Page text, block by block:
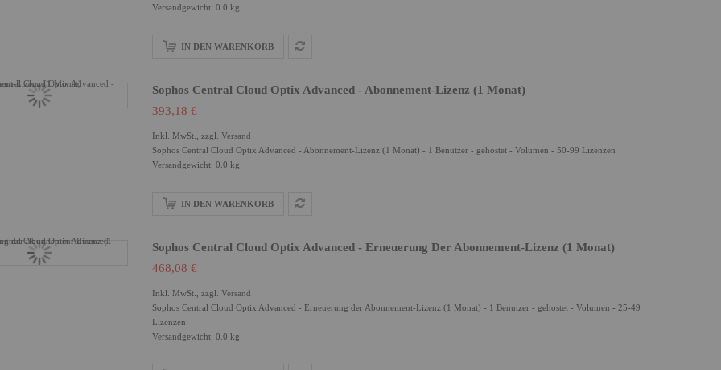
Versandgewicht: 0.0 kg
IN DEN WARENKORB
Sophos Central Cloud Optix Advanced - Abonnement-Lizenz (1 Monat)
393,18 €
Inkl. MwSt., zzgl. Versand
Sophos Central Cloud Optix Advanced - Abonnement-Lizenz (1 Monat) - 1 Benutzer - gehostet - Volumen - 50-99 Lizenzen
Versandgewicht: 0.0 kg
IN DEN WARENKORB
Sophos Central Cloud Optix Advanced - Erneuerung Der Abonnement-Lizenz (1 Monat)
468,08 €
Inkl. MwSt., zzgl. Versand
Sophos Central Cloud Optix Advanced - Erneuerung der Abonnement-Lizenz (1 Monat) - 1 Benutzer - gehostet - Volumen - 25-49
Lizenzen
Versandgewicht: 0.0 kg